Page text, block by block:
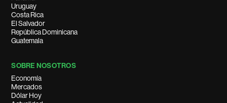
Uruguay
Costa Rica
El Salvador
República Dominicana
Guatemala
SOBRE NOSOTROS
Economía
Mercados
Dólar Hoy